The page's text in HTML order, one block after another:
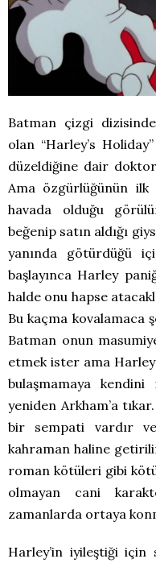
Batman çizgi
olan “Harley’s
düzeldiğine dair
Ama özgürlüğünün ilk
havada olduğu
beğenip satın aldığı
yanında götürdüğü
başlayınca Harley
halde onu hapse
Bu kaçma kovalamaca
Batman onun
etmek ister ama
bulaşmamaya
yeniden Arkham’a
bir sempati vardır
kahraman haline
roman kötüleri gibi
olmayan cani
zamanlarda ortaya
Harley’in iyileştiği için